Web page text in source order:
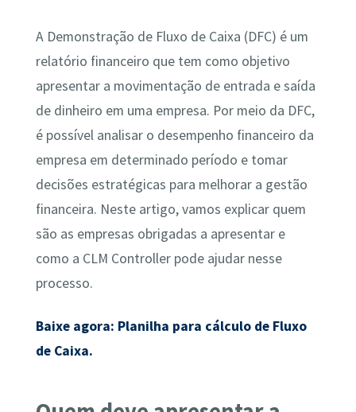
A Demonstração de Fluxo de Caixa (DFC) é um
relatório financeiro que tem como objetivo
apresentar a movimentação de entrada e saída
de dinheiro em uma empresa. Por meio da DFC,
é possível analisar o desempenho financeiro da
empresa em determinado período e tomar
decisões estratégicas para melhorar a gestão
financeira. Neste artigo, vamos explicar quem
são as empresas obrigadas a apresentar e
como a CLM Controller pode ajudar nesse
processo.
Baixe agora: Planilha para cálculo de Fluxo
de Caixa.